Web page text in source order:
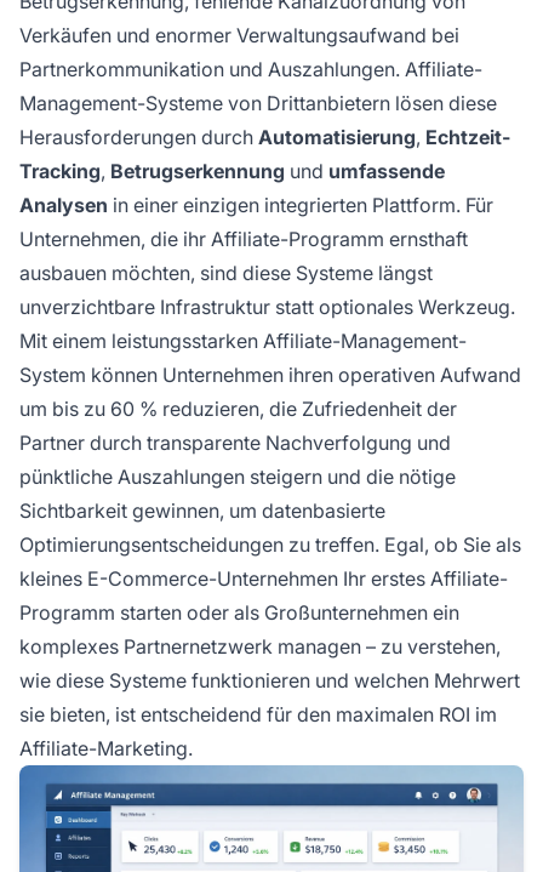
Verkäufen und enormer Verwaltungsaufwand bei
Partnerkommunikation und Auszahlungen. Affiliate-
Management-Systeme von Drittanbietern lösen diese
Herausforderungen durch Automatisierung, Echtzeit-
Tracking, Betrugserkennung und umfassende
Analysen in einer einzigen integrierten Plattform. Für
Unternehmen, die ihr Affiliate-Programm ernsthaft
ausbauen möchten, sind diese Systeme längst
unverzichtbare Infrastruktur statt optionales Werkzeug.
Mit einem leistungsstarken Affiliate-Management-
System können Unternehmen ihren operativen Aufwand
um bis zu 60 % reduzieren, die Zufriedenheit der
Partner durch transparente Nachverfolgung und
pünktliche Auszahlungen steigern und die nötige
Sichtbarkeit gewinnen, um datenbasierte
Optimierungsentscheidungen zu treffen. Egal, ob Sie als
kleines E-Commerce-Unternehmen Ihr erstes Affiliate-
Programm starten oder als Großunternehmen ein
komplexes Partnernetzwerk managen – zu verstehen,
wie diese Systeme funktionieren und welchen Mehrwert
sie bieten, ist entscheidend für den maximalen ROI im
Affiliate-Marketing.